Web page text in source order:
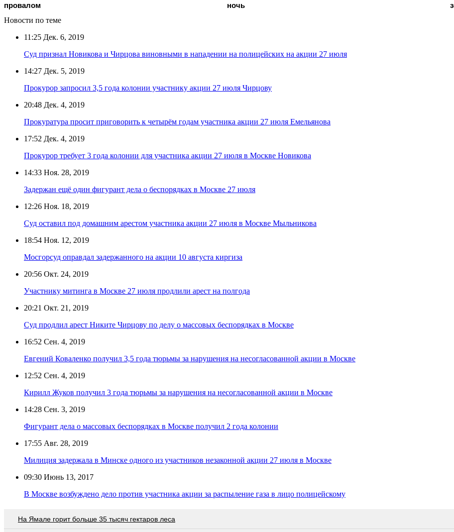
провалом
ночь
Новости по теме
11:25 Дек. 6, 2019
Суд признал Новикова и Чирцова виновными в нападении на полицейских на акции 27 июля
14:27 Дек. 5, 2019
Прокурор запросил 3,5 года колонии участнику акции 27 июля Чирцову
20:48 Дек. 4, 2019
Прокуратура просит приговорить к четырём годам участника акции 27 июля Емельянова
17:52 Дек. 4, 2019
Прокурор требует 3 года колонии для участника акции 27 июля в Москве Новикова
14:33 Ноя. 28, 2019
Задержан ещё один фигурант дела о беспорядках в Москве 27 июля
12:26 Ноя. 18, 2019
Суд оставил под домашним арестом участника акции 27 июля в Москве Мыльникова
18:54 Ноя. 12, 2019
Мосгорсуд оправдал задержанного на акции 10 августа киргиза
20:56 Окт. 24, 2019
Участнику митинга в Москве 27 июля продлили арест на полгода
20:21 Окт. 21, 2019
Суд продлил арест Никите Чирцову по делу о массовых беспорядках в Москве
16:52 Сен. 4, 2019
Евгений Коваленко получил 3,5 года тюрьмы за нарушения на несогласованной акции в Москве
12:52 Сен. 4, 2019
Кирилл Жуков получил 3 года тюрьмы за нарушения на несогласованной акции в Москве
14:28 Сен. 3, 2019
Фигурант дела о массовых беспорядках в Москве получил 2 года колонии
17:55 Авг. 28, 2019
Милиция задержала в Минске одного из участников незаконной акции 27 июля в Москве
09:30 Июнь 13, 2017
В Москве возбуждено дело против участника акции за распыление газа в лицо полицейскому
На Ямале горит больше 35 тысяч гектаров леса